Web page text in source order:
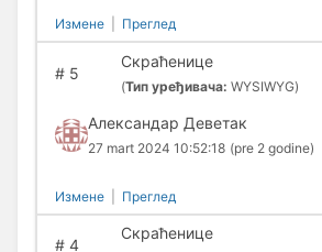
Измене Преглед
#5
Скраћенице
(Тип уређивача: WYSIWYG)
Александар Деветак
27 mart 2024 10:52:18 (pre 2 godine)
Измене Преглед
#4
Скраћенице